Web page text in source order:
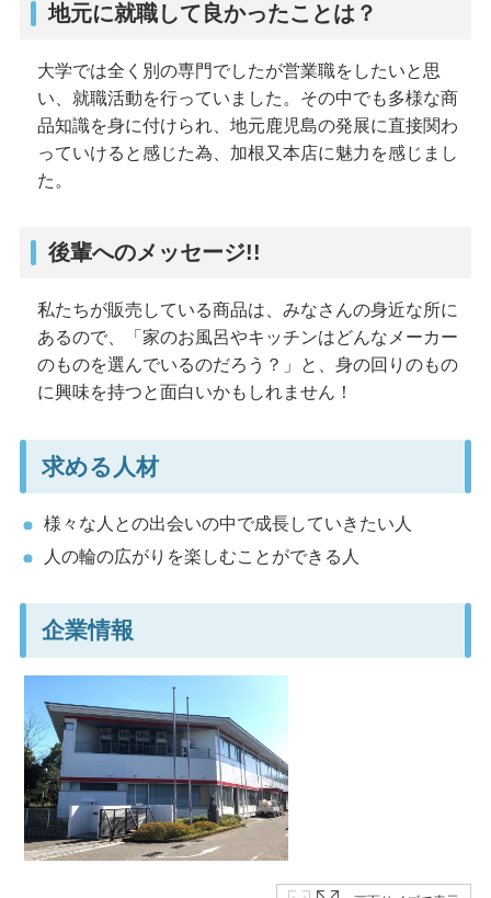
地元に就職して良かったことは？
大学では全く別の専門でしたが営業職をしたいと思
い、就職活動を行っていました。その中でも多様な商
品知識を身に付けられ、地元鹿児島の発展に直接関わ
っていけると感じた為、加根又本店に魅力を感じまし
た。
後輩へのメッセージ!!
私たちが販売している商品は、みなさんの身近な所に
あるので、「家のお風呂やキッチンはどんなメーカー
のものを選んでいるのだろう？」と、身の回りのもの
に興味を持つと面白いかもしれません！
求める人材
様々な人との出会いの中で成長していきたい人
人の輪の広がりを楽しむことができる人
企業情報